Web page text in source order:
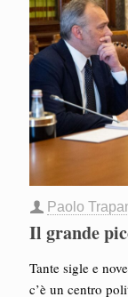
Paolo
Il grande
Tante sigle e
c’è un centro